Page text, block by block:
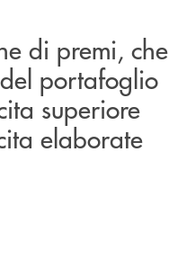
di premi, che
portafoglio
superiore
elaborate